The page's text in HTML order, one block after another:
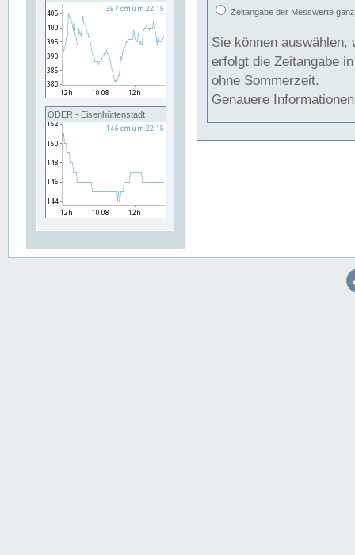
ODER - Eisenhüttenstadt
Zeitangabe der Messwerte
Sie können auswählen,
erfolgt die Zeitangabe
ohne Sommerzeit.
Genauere